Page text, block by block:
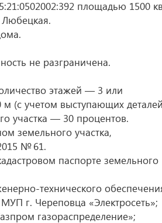
площадью 1500
Любецкая.
не разграничена.
этажей — 3 или
(с учетом выступающих
участка — 30 процентов.
земельного участка,
№ 61.
паспорте земельного
технического
г. Череповца «Электросеть»;
газораспределение»;